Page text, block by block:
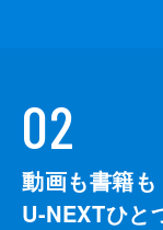
02
動画も書籍も
U-NEXTひと